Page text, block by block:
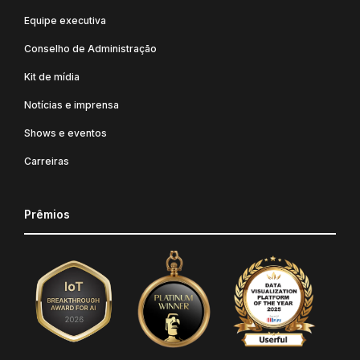
Equipe executiva
Conselho de Administração
Kit de mídia
Notícias e imprensa
Shows e eventos
Carreiras
Prêmios